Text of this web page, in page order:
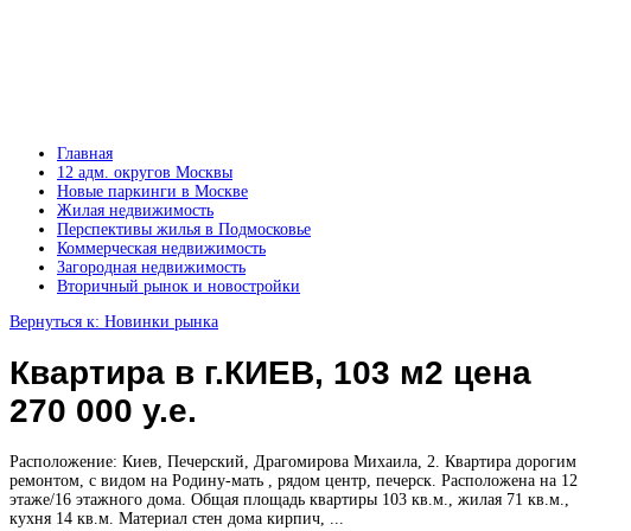
Главная
12 адм. округов Москвы
Новые паркинги в Москве
Жилая недвижимость
Перспективы жилья в Подмосковье
Коммерческая недвижимость
Загородная недвижимость
Вторичный рынок и новостройки
Вернуться к: Новинки рынка
Квартира в г.КИЕВ, 103 м2 цена
270 000 у.е.
Расположение: Киев, Печерский, Драгомирова Михаила, 2. Квартира дорогим
ремонтом, с видом на Родину-мать , рядом центр, печерск. Расположена на 12
этаже/16 этажного дома. Общая площадь квартиры 103 кв.м., жилая 71 кв.м.,
кухня 14 кв.м. Материал стен дома кирпич, ...